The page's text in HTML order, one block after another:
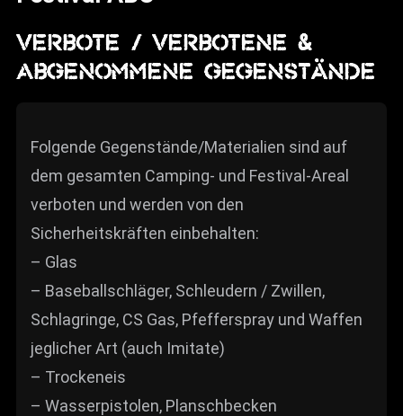
Info
Media
ZUM SHOP
BARRIEREFREIHEIT
ONLINE
Rückblicke
Galerien
VERBOTE / VERBOTENE &
ABGENOMMENE GEGENSTÄNDE
Folgende Gegenstände/Materialien sind auf
dem gesamten Camping- und Festival-Areal
verboten und werden von den
Sicherheitskräften einbehalten:
– Glas
– Baseballschläger, Schleudern / Zwillen,
Schlagringe, CS Gas, Pfefferspray und Waffen
jeglicher Art (auch Imitate)
– Trockeneis
– Wasserpistolen, Planschbecken